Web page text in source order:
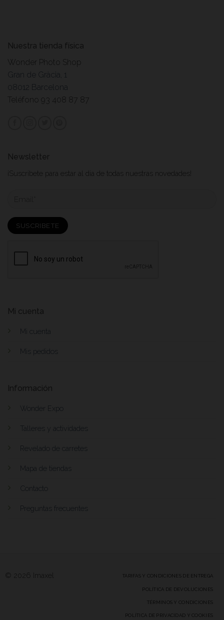
Nuestra tienda física
Wonder Photo Shop
Gran de Gràcia, 1
08012 Barcelona
Teléfono 93 408 87 87
Mi cuenta
Mi cuenta
Mis pedidos
Información
Wonder Expo
Talleres y actividades
Revelado de carretes
Mapa de tiendas
Contacto
Preguntas frecuentes
Newsletter
¡Suscribete para estar al dia de todas nuestras novedades!
© 2026 Imaxel TARIFAS Y CONDICIONES DE ENTREGA
POLÍTICA DE DEVOLUCIONES
TÉRMINOS Y CONDICIONES
POLÍTICA DE PRIVACIDAD Y COOKIES